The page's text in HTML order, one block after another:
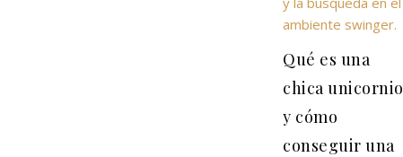
Qué es una
chica unicornio
y cómo
conseguir una